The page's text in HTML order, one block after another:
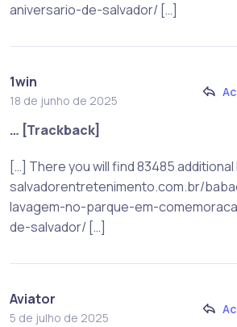
aniversario-de-salvador/ […]
1win
18 de junho de 2025
… [Trackback]
[…] There you will find 83485
salvadorentretenimento.com.br/
lavagem-no-parque-em-
de-salvador/ […]
Aviator
5 de julho de 2025